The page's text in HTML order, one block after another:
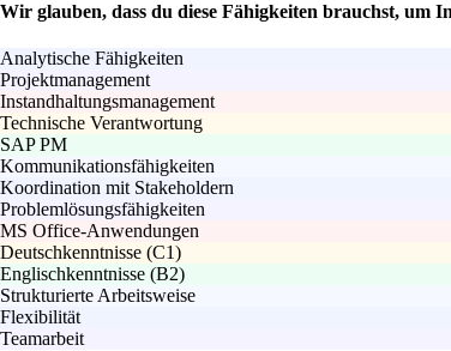
Wir glauben, dass du diese Fähigkeiten brauchst, um
Analytische Fähigkeiten
Projektmanagement
Instandhaltungsmanagement
Technische Verantwortung
SAP PM
Kommunikationsfähigkeiten
Koordination mit Stakeholdern
Problemlösungsfähigkeiten
MS Office-Anwendungen
Deutschkenntnisse (C1)
Englischkenntnisse (B2)
Strukturierte Arbeitsweise
Flexibilität
Teamarbeit